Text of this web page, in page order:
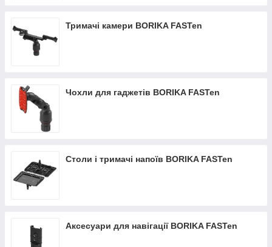
Тримачі камери BORIKA FASTen
Чохли для гаджетів BORIKA FASTen
Столи і тримачі напоїв BORIKA FASTen
Аксесуари для навігації BORIKA FASTen